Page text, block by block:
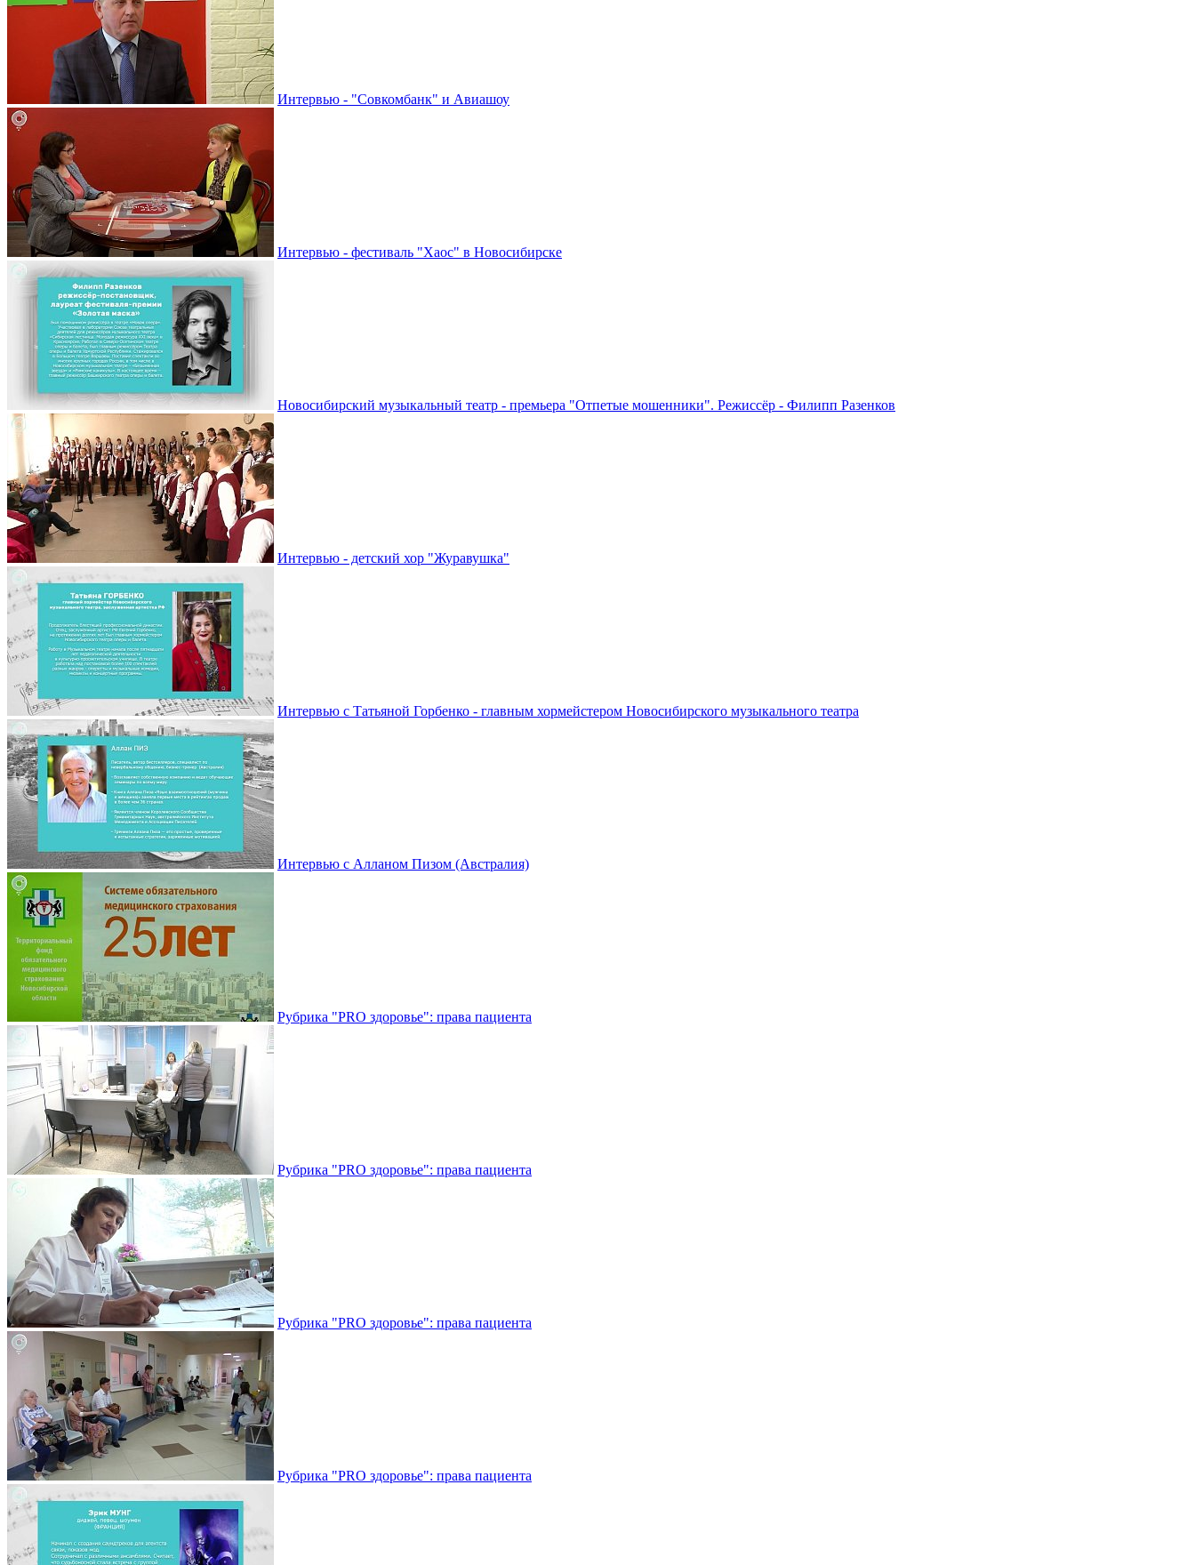
Интервью - "Совкомбанк" и Авиашоу
Интервью - фестиваль "Хаос" в Новосибирске
Новосибирский музыкальный театр - премьера "Отпетые мошенники". Режиссёр - Филипп Разенков
Интервью - детский хор "Журавушка"
Интервью с Татьяной Горбенко - главным хормейстером Новосибирского музыкального театра
Интервью с Алланом Пизом (Австралия)
Рубрика "PRO здоровье": права пациента
Рубрика "PRO здоровье": права пациента
Рубрика "PRO здоровье": права пациента
Рубрика "PRO здоровье": права пациента